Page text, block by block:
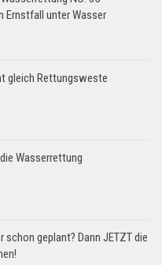
Ernstfall unter Wasser
gleich Rettungsweste
Wasserrettung
schon geplant? Dann JETZT die